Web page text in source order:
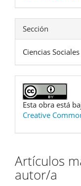
Sección
Ciencias Sociales
Esta obra está
Creative
Artículos
autor/a